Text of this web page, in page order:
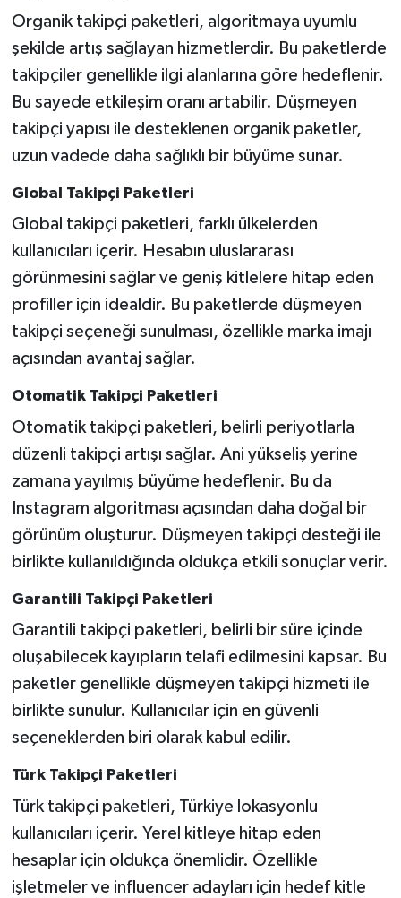
Organik takipçi paketleri, algoritmaya uyumlu
şekilde artış sağlayan hizmetlerdir. Bu paketlerde
takipçiler genellikle ilgi alanlarına göre hedeflenir.
Bu sayede etkileşim oranı artabilir. Düşmeyen
takipçi yapısı ile desteklenen organik paketler,
uzun vadede daha sağlıklı bir büyüme sunar.
Global Takipçi Paketleri
Global takipçi paketleri, farklı ülkelerden
kullanıcıları içerir. Hesabın uluslararası
görünmesini sağlar ve geniş kitlelere hitap eden
profiller için idealdir. Bu paketlerde düşmeyen
takipçi seçeneği sunulması, özellikle marka imajı
açısından avantaj sağlar.
Otomatik Takipçi Paketleri
Otomatik takipçi paketleri, belirli periyotlarla
düzenli takipçi artışı sağlar. Ani yükseliş yerine
zamana yayılmış büyüme hedeflenir. Bu da
Instagram algoritması açısından daha doğal bir
görünüm oluşturur. Düşmeyen takipçi desteği ile
birlikte kullanıldığında oldukça etkili sonuçlar verir.
Garantili Takipçi Paketleri
Garantili takipçi paketleri, belirli bir süre içinde
oluşabilecek kayıpların telafi edilmesini kapsar. Bu
paketler genellikle düşmeyen takipçi hizmeti ile
birlikte sunulur. Kullanıcılar için en güvenli
seçeneklerden biri olarak kabul edilir.
Türk Takipçi Paketleri
Türk takipçi paketleri, Türkiye lokasyonlu
kullanıcıları içerir. Yerel kitleye hitap eden
hesaplar için oldukça önemlidir. Özellikle
işletmeler ve influencer adayları için hedef kitle